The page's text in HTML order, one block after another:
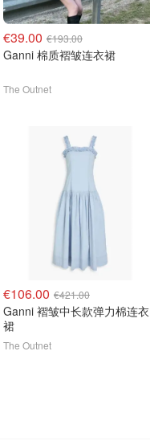
€39.00 €193.00
Ganni 棉质褶皱连衣裙
The Outnet
€106.00 €421.00
Ganni 褶皱中长款弹力棉连衣
裙
The Outnet